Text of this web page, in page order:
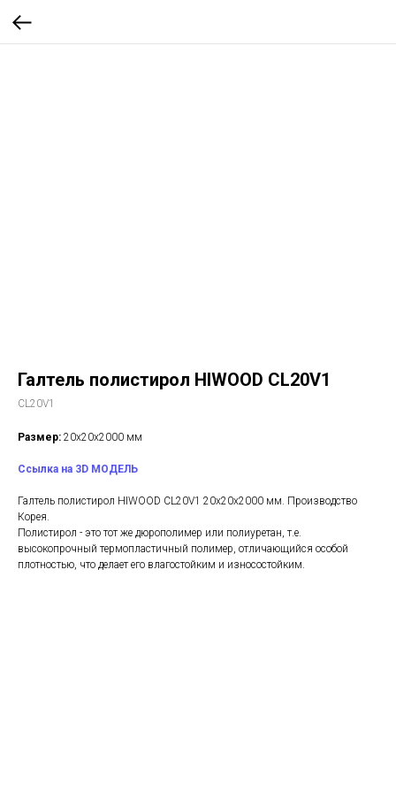
Галтель полистирол HIWOOD CL20V1
CL20V1
Размер: 20х20х2000 мм
Ссылка на 3D МОДЕЛЬ
Галтель полистирол HIWOOD CL20V1 20х20х2000 мм. Производство
Корея.
Полистирол - это тот же дюрополимер или полиуретан, т.е.
высокопрочный термопластичный полимер, отличающийся особой
плотностью, что делает его влагостойким и износостойким.